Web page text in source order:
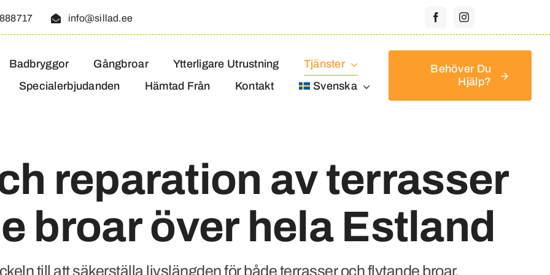
info@sillad.ee
Badbryggor Gångbroar Ytterligare Utrustning
Tjänster
Specialerbjudanden
Hämtad Från Kontakt Svenska
Behöver Du
Hjälp?
reparation av terrasser
broar över hela Estland
till att säkerställa livslängden för både terrasser och flytande broar.